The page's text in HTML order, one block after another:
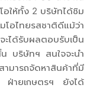
อให้ทั้ง 2 บริษัทได้ชิม
โอไทยรสชาติดีแม้ว่า
ะได้รับผลตอบรับเป็น
บริษัทฯ สนใจจะนำ
มารถจัดหาสินค้าที่มี
ฝ่ายเกษตรฯ ยังได้